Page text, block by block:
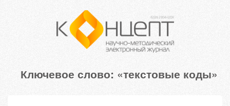
Ключевое слово: «текстовые коды»